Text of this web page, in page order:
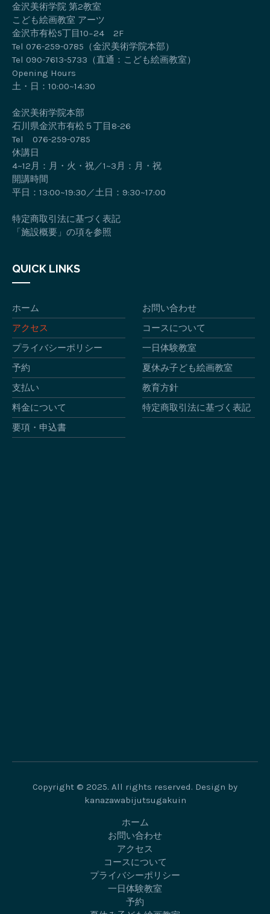
金沢美術学院 第2教室
こども絵画教室 アーツ
金沢市有松5丁目10−24 2F
Tel 076-259-0785（金沢美術学院本部）
Tel 090-7613-5733（直通：こども絵画教室）
Opening Hours
土・日：10:00~14:30
金沢美術学院本部
石川県金沢市有松５丁目8-26
Tel 076-259-0785
休講日
4~12月：月・火・祝／1~3月：月・祝
開講時間
平日：13:00~19:30／土日：9:30~17:00
特定商取引法に基づく表記
「施設概要」の項を参照
QUICK LINKS
ホーム
お問い合わせ
アクセス
コースについて
プライバシーポリシー
一日体験教室
予約
夏休み子ども絵画教室
支払い
教育方針
料金について
特定商取引法に基づく表記
要項・申込書
Copyright © 2025. All rights reserved. Design by
kanazawabijutsugakuin
ホーム
お問い合わせ
アクセス
コースについて
プライバシーポリシー
一日体験教室
予約